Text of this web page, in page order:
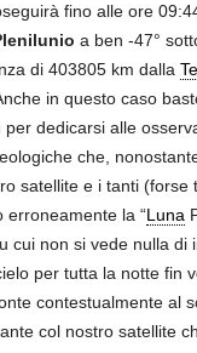
fino alle ore
a ben -47°
di 403805 km dalla
in questo caso
dedicarsi alle
che,
satellite e i tanti
erroneamente la “Luna
cui non si vede nulla di
per tutta la notte fin
contestualmente al
col nostro satellite